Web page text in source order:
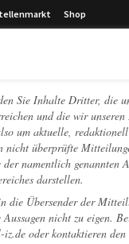
Shop
Sie Inhalte Dritter, die
und die wir
um aktuelle,
nicht überprüfte
der namentlich genannten
darstellen.
die Übersender der
nicht zu eigen.
iz.de oder kontaktieren den